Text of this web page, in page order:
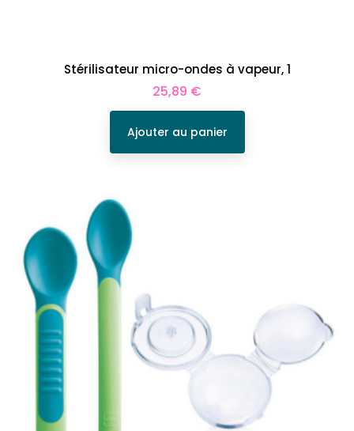
Stérilisateur micro-ondes à vapeur, 1
Prix
25,89 €
Ajouter au panier